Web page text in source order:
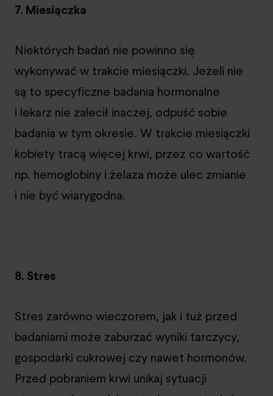
7. Miesiączka
Niektórych badań nie powinno się
wykonywać w trakcie miesiączki. Jeżeli nie
są to specyficzne badania hormonalne
i lekarz nie zalecił inaczej, odpuść sobie
badania w tym okresie. W trakcie miesiączki
kobiety tracą więcej krwi, przez co wartość
np. hemoglobiny i żelaza może ulec zmianie
i nie być wiarygodna.
8. Stres
Stres zarówno wieczorem, jak i tuż przed
badaniami może zaburzać wyniki tarczycy,
gospodarki cukrowej czy nawet hormonów.
Przed pobraniem krwi unikaj sytuacji